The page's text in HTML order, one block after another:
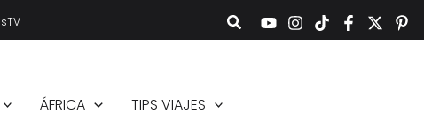
ÁFRICA TIPS VIAJES